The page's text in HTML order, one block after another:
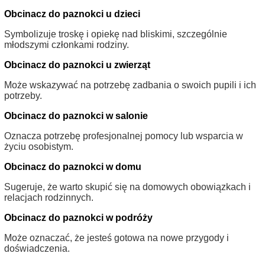
Obcinacz do paznokci u dzieci
Symbolizuje troskę i opiekę nad bliskimi, szczególnie
młodszymi członkami rodziny.
Obcinacz do paznokci u zwierząt
Może wskazywać na potrzebę zadbania o swoich pupili i ich
potrzeby.
Obcinacz do paznokci w salonie
Oznacza potrzebę profesjonalnej pomocy lub wsparcia w
życiu osobistym.
Obcinacz do paznokci w domu
Sugeruje, że warto skupić się na domowych obowiązkach i
relacjach rodzinnych.
Obcinacz do paznokci w podróży
Może oznaczać, że jesteś gotowa na nowe przygody i
doświadczenia.